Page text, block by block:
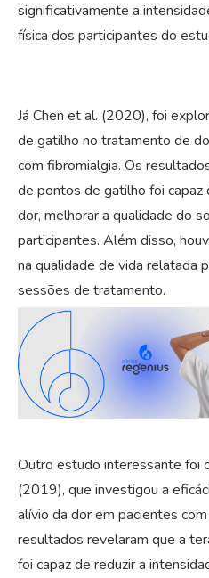
significativamente a
física dos participantes do
Já Chen et al. (2020), foi
de gatilho no tratamento de
com fibromialgia. Os
de pontos de gatilho foi capaz
dor, melhorar a qualidade do
participantes. Além disso,
na qualidade de vida relatada
sessões de tratamento.
Outro estudo interessante foi
(2019), que investigou a
alívio da dor em pacientes
resultados revelaram que a
foi capaz de reduzir a